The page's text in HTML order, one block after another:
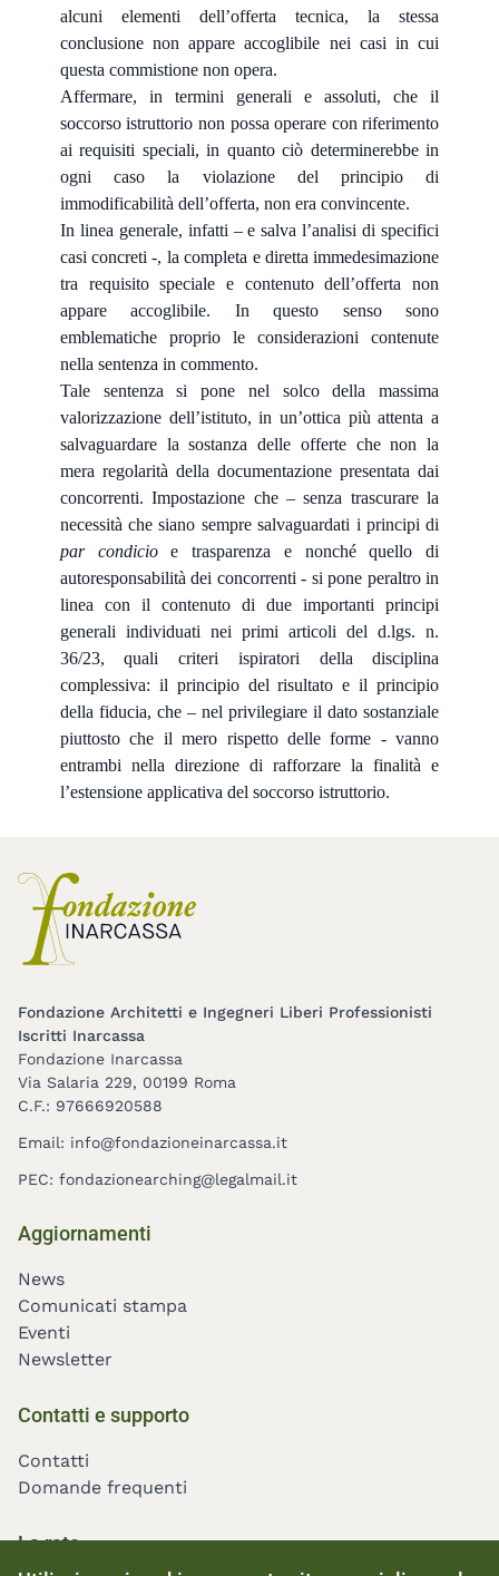
alcuni elementi dell’offerta tecnica, la stessa
conclusione non appare accoglibile nei casi in cui
questa commistione non opera.
Affermare, in termini generali e assoluti, che il
soccorso istruttorio non possa operare con riferimento
ai requisiti speciali, in quanto ciò determinerebbe in
ogni caso la violazione del principio di
immodificabilità dell’offerta, non era convincente.
In linea generale, infatti – e salva l’analisi di specifici
casi concreti -, la completa e diretta immedesimazione
tra requisito speciale e contenuto dell’offerta non
appare accoglibile. In questo senso sono
emblematiche proprio le considerazioni contenute
nella sentenza in commento.
Tale sentenza si pone nel solco della massima
valorizzazione dell’istituto, in un’ottica più attenta a
salvaguardare la sostanza delle offerte che non la
mera regolarità della documentazione presentata dai
concorrenti. Impostazione che – senza trascurare la
necessità che siano sempre salvaguardati i principi di
par condicioe trasparenza e nonché quello di
autoresponsabilità dei concorrenti - si pone peraltro in
linea con il contenuto di due importanti principi
generali individuati nei primi articoli del d.lgs. n.
36/23, quali criteri ispiratori della disciplina
complessiva: il principio del risultato e il principio
della fiducia, che – nel privilegiare il dato sostanziale
piuttosto che il mero rispetto delle forme - vanno
entrambi nella direzione di rafforzare la finalità e
l’estensione applicativa del soccorso istruttorio.
Fondazione Architetti e Ingegneri Liberi Professionisti
Iscritti Inarcassa
Fondazione Inarcassa
Via Salaria 229, 00199 Roma
C.F.: 97666920588
Email: info@fondazioneinarcassa.it
PEC: fondazionearching@legalmail.it
Footer
Aggiornamenti
News
Comunicati stampa
Eventi
Newsletter
Contatti e supporto
Contatti
Domande frequenti
La rete